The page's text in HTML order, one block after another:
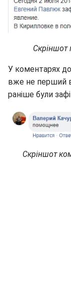
Скріншот
У коментарях
вже не перший
раніше були
Скріншот